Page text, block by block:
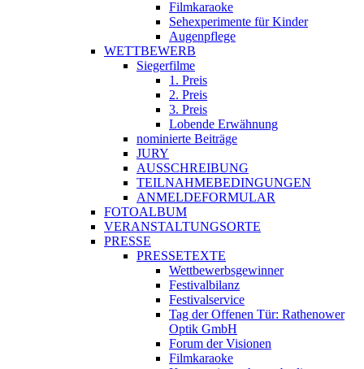
Filmkaraoke
Sehexperimente für Kinder
Augenpflege
WETTBEWERB
Siegerfilme
1. Preis
2. Preis
3. Preis
Lobende Erwähnung
nominierte Beiträge
JURY
AUSSCHREIBUNG
TEILNAHMEBEDINGUNGEN
ANMELDEFORMULAR
FOTOALBUM
VERANSTALTUNGSORTE
PRESSE
PRESSETEXTE
Wettbewerbsgewinner
Festivalbilanz
Festivalservice
Tag der Offenen Tür: Rathenower
Optik GmbH
Forum der Visionen
Filmkaraoke